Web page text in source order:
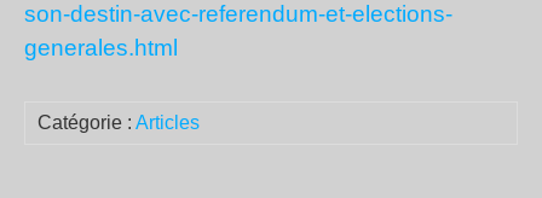
son-destin-avec-referendum-et-elections-
generales.html
Catégorie : Articles